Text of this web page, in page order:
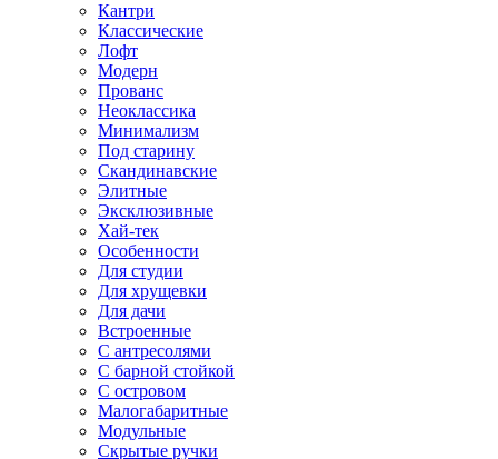
Кантри
Классические
Лофт
Модерн
Прованс
Неоклассика
Минимализм
Под старину
Скандинавские
Элитные
Эксклюзивные
Хай-тек
Особенности
Для студии
Для хрущевки
Для дачи
Встроенные
С антресолями
С барной стойкой
С островом
Малогабаритные
Модульные
Скрытые ручки